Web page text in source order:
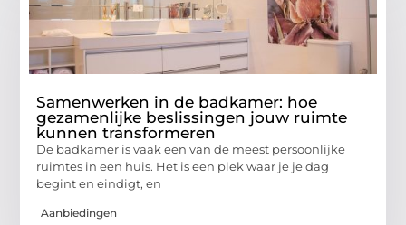
Samenwerken in de badkamer: hoe
gezamenlijke beslissingen jouw ruimte
kunnen transformeren
De badkamer is vaak een van de meest persoonlijke
ruimtes in een huis. Het is een plek waar je je dag
begint en eindigt, en
Aanbiedingen